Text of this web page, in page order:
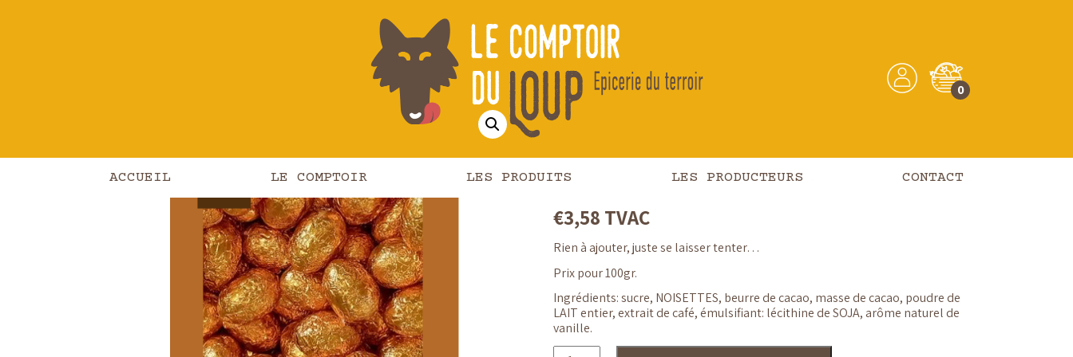
0
ACCUEIL LE COMPTOIR LES PRODUITS LES PRODUCTEURS CONTACT
/ Oeuf en chocolat – Fondant café Chocolaterie Demaret
Oeuf en chocolat –
Chocolaterie Demaret
€3,58 TVAC
Rien à ajouter, juste se laisser tenter…
Prix pour 100gr.
Ingrédients: sucre, NOISETTES, beurre de cacao, masse de cacao, poudre de
LAIT entier, extrait de café, émulsifiant: lécithine de SOJA, arôme naturel de
vanille.
quantité